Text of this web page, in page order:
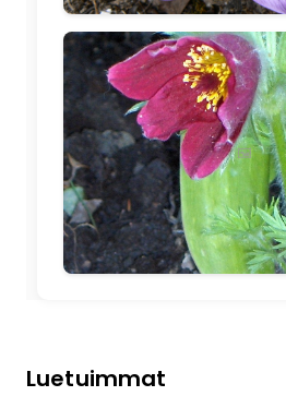
🖼️
Luetuimmat